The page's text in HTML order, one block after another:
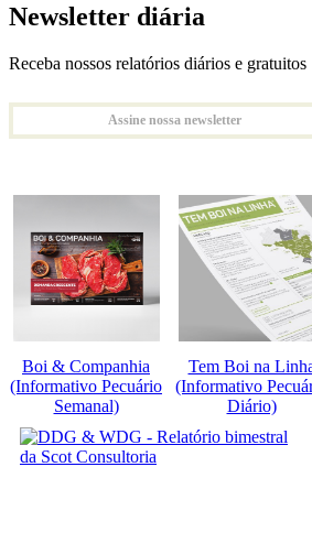
Newsletter diária
Receba nossos relatórios diários e gratuitos
Assine nossa newsletter
Boi & Companhia
(Informativo Pecuário
Semanal)
Tem Boi na
(Informativo
Diário)